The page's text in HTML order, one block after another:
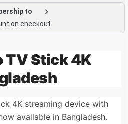
to
on checkout
TV Stick 4K
4K streaming device with
available in Bangladesh.